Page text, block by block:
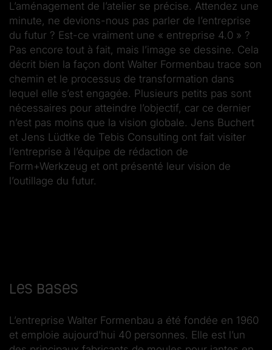
L’aménagement de l’atelier se précise. Attendez une
minute, ne devions-nous pas parler de l’entreprise
du futur ? Est-ce vraiment une « entreprise 4.0 » ?
Pas encore tout à fait, mais l’image se dessine. Cela
décrit bien la façon dont Walter Formenbau trace son
chemin et le processus de transformation dans
lequel elle s’est engagée. Plusieurs petits pas sont
nécessaires pour atteindre l’objectif, car ce dernier
n’est pas moins que la vision globale. Jens Buchert
et Jens Lüdtke de Tebis Consulting ont fait visiter
l’entreprise à l’équipe de rédaction de
Form+Werkzeug et ont présenté leur vision de
l’outillage du futur.
Les bases
L’entreprise Walter Formenbau a été fondée en 1960
et emploie aujourd’hui 40 personnes. Elle est l’un